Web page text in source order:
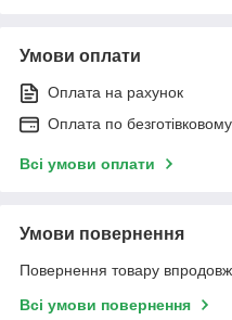
Умови оплати
Оплата на рахунок
Оплата по
Всі умови оплати
Умови повернення
Повернення товару
Всі умови повернення